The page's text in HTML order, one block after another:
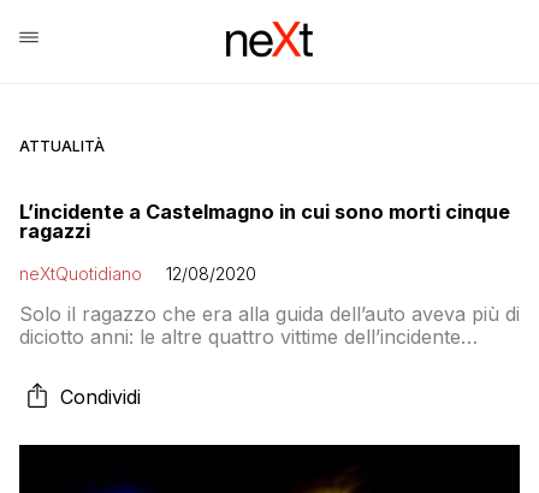
ATTUALITÀ
L’incidente a Castelmagno in cui sono morti cinque
ragazzi
neXtQuotidiano 12/08/2020
Solo il ragazzo che era alla guida dell’auto aveva più di
diciotto anni: le altre quattro vittime dell’incidente
ragazzini dagli undici ai sedici anni
Condividi